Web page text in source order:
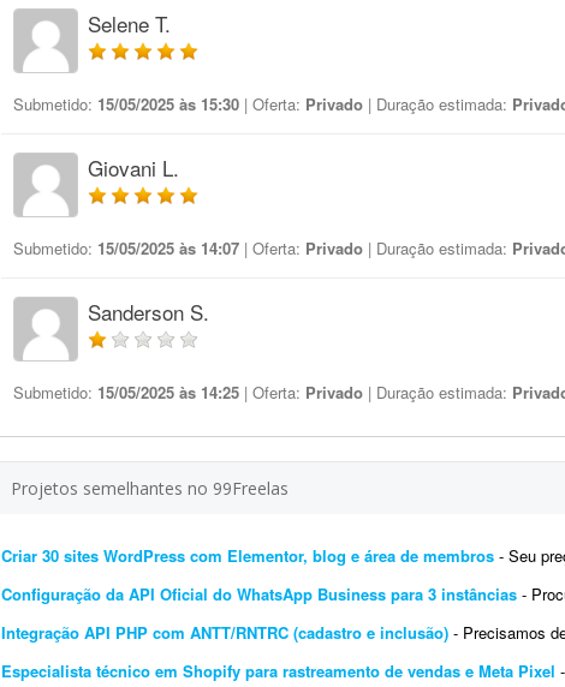
Selene T.
Submetido: 15/05/2025 às 15:30 | Oferta: Privado | Duração estimada:
Giovani L.
Submetido: 15/05/2025 às 14:07 | Oferta: Privado | Duração estimada:
Sanderson S.
Submetido: 15/05/2025 às 14:25 | Oferta: Privado | Duração estimada:
Projetos semelhantes no 99Freelas
Criar 30 sites WordPress com Elementor, blog e área de membros - Seu preço deve
Configuração da API Oficial do WhatsApp Business para 3 instâncias - Procuro
Integração API PHP com ANTT/RNTRC (cadastro e inclusão) - Precisamos de um
Especialista técnico em Shopify para rastreamento de vendas e Meta Pixel -